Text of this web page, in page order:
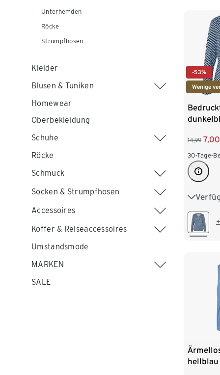
Unterhemden
Röcke
Strumpfhosen
Kleider
Blusen & Tuniken
Homewear
Oberbekleidung
Schuhe
Röcke
Schmuck
Socken & Strumpfhosen
Accessoires
Koffer & Reiseaccessoires
Umstandsmode
MARKEN
SALE
-53%
Wenige
14,99 7,00
30-Tage-
S 36/38
L 44/46
hellblau